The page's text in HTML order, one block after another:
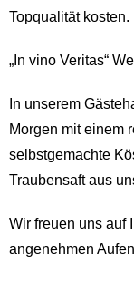
Topqualität kosten.
„In vino Veritas“
In unserem
Morgen mit einem
selbstgemachte
Traubensaft aus
Wir freuen uns auf
angenehmen